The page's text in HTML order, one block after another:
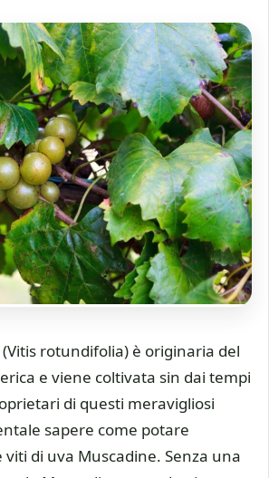
(Vitis rotundifolia) è originaria del
e viene coltivata sin dai tempi
di questi meravigliosi
sapere come potare
di uva Muscadine. Senza una